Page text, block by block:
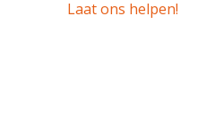
Laat ons helpen!